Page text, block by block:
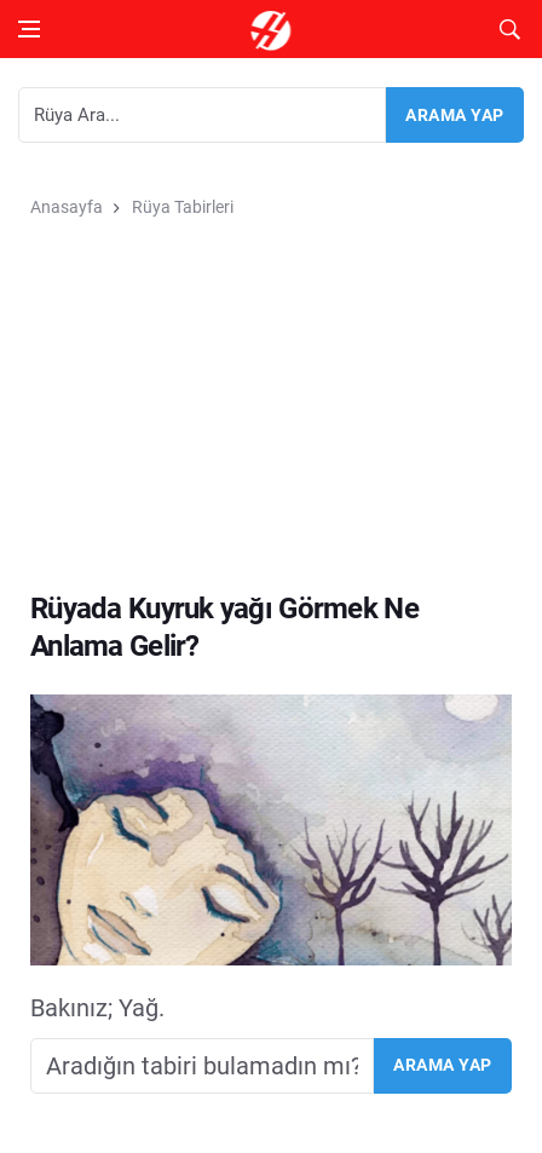
Anasayfa Rüya Tabirleri
Rüyada Kuyruk yağı Görmek Ne
Anlama Gelir?
Bakınız; Yağ.